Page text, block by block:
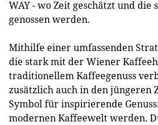
WAY - wo Zeit geschätzt und die
genossen werden.
Mithilfe einer umfassenden
die stark mit der Wiener
traditionellem Kaffeegenuss
zusätzlich auch in den jüngeren
Symbol für inspirierende
modernen Kaffeewelt werden.